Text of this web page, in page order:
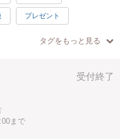
い。
が、人数が多い場合は提携レ
ただくか、後日配送いたしま
選んでご予約ください。
時を「備考欄」にご記入くだ
プレゼント
1.5時間
タグをもっと見る
受付終了
まで